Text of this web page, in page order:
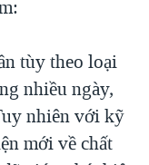
tùy theo loại
nhiều ngày,
nhiên với kỹ
mới về chất